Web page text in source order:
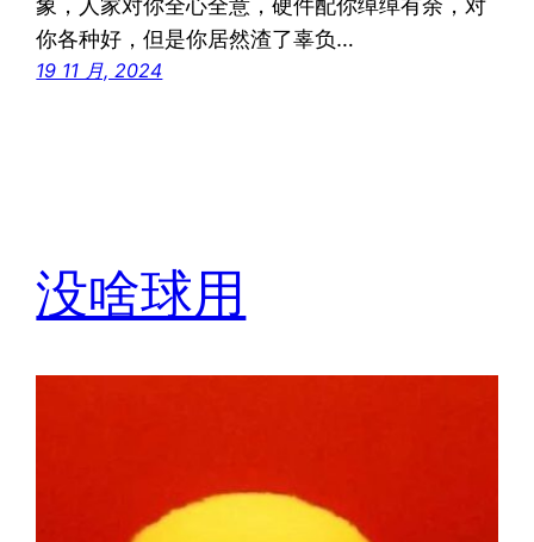
象，人家对你全心全意，硬件配你绰绰有余，对
你各种好，但是你居然渣了辜负…
19 11 月, 2024
没啥球用